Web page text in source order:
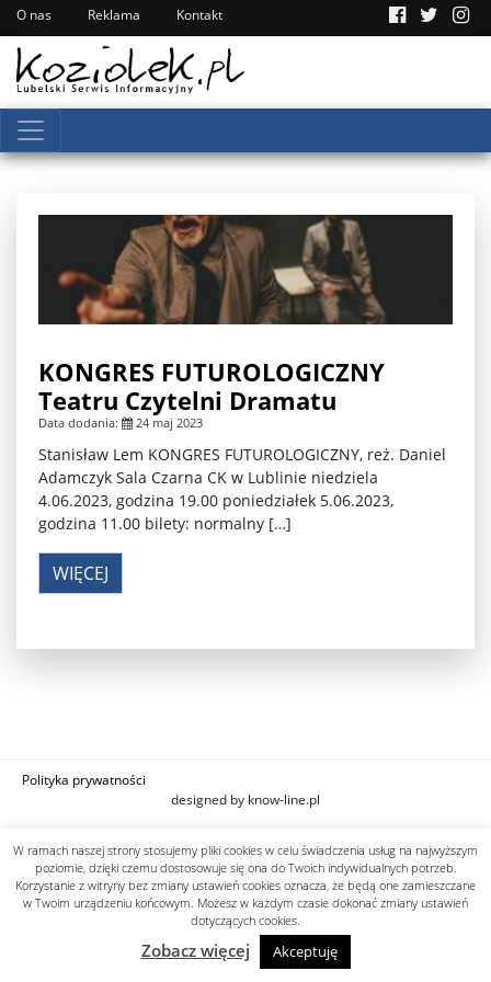
O nas Reklama Kontakt
KONGRES FUTUROLOGICZNY
Teatru Czytelni Dramatu
Data dodania: 24 maj 2023
Stanisław Lem KONGRES FUTUROLOGICZNY, reż. Daniel
Adamczyk Sala Czarna CK w Lublinie niedziela
4.06.2023, godzina 19.00 poniedziałek 5.06.2023,
godzina 11.00 bilety: normalny […]
WIĘCEJ
Polityka prywatności
designed by know-line.pl
W ramach naszej strony stosujemy pliki cookies w celu świadczenia usług na najwyższym
poziomie, dzięki czemu dostosowuje się ona do Twoich indywidualnych potrzeb.
Korzystanie z witryny bez zmiany ustawień cookies oznacza, że będą one zamieszczane
w Twoim urządzeniu końcowym. Możesz w każdym czasie dokonać zmiany ustawień
dotyczących cookies.
Zobacz więcej Akceptuję